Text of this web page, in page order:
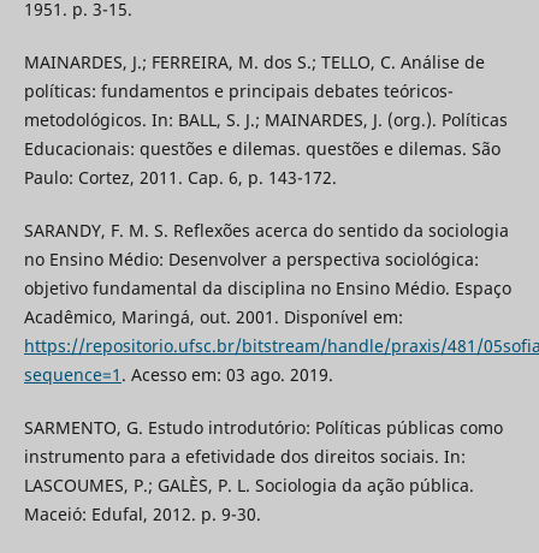
1951. p. 3-15.
MAINARDES, J.; FERREIRA, M. dos S.; TELLO, C. Análise de
políticas: fundamentos e principais debates teóricos-
metodológicos. In: BALL, S. J.; MAINARDES, J. (org.). Políticas
Educacionais: questões e dilemas. questões e dilemas. São
Paulo: Cortez, 2011. Cap. 6, p. 143-172.
SARANDY, F. M. S. Reflexões acerca do sentido da sociologia
no Ensino Médio: Desenvolver a perspectiva sociológica:
objetivo fundamental da disciplina no Ensino Médio. Espaço
Acadêmico, Maringá, out. 2001. Disponível em:
https://repositorio.ufsc.br/bitstream/handle/praxis/481/
sequence=1 . Acesso em: 03 ago. 2019.
SARMENTO, G. Estudo introdutório: Políticas públicas como
instrumento para a efetividade dos direitos sociais. In:
LASCOUMES, P.; GALÈS, P. L. Sociologia da ação pública.
Maceió: Edufal, 2012. p. 9-30.